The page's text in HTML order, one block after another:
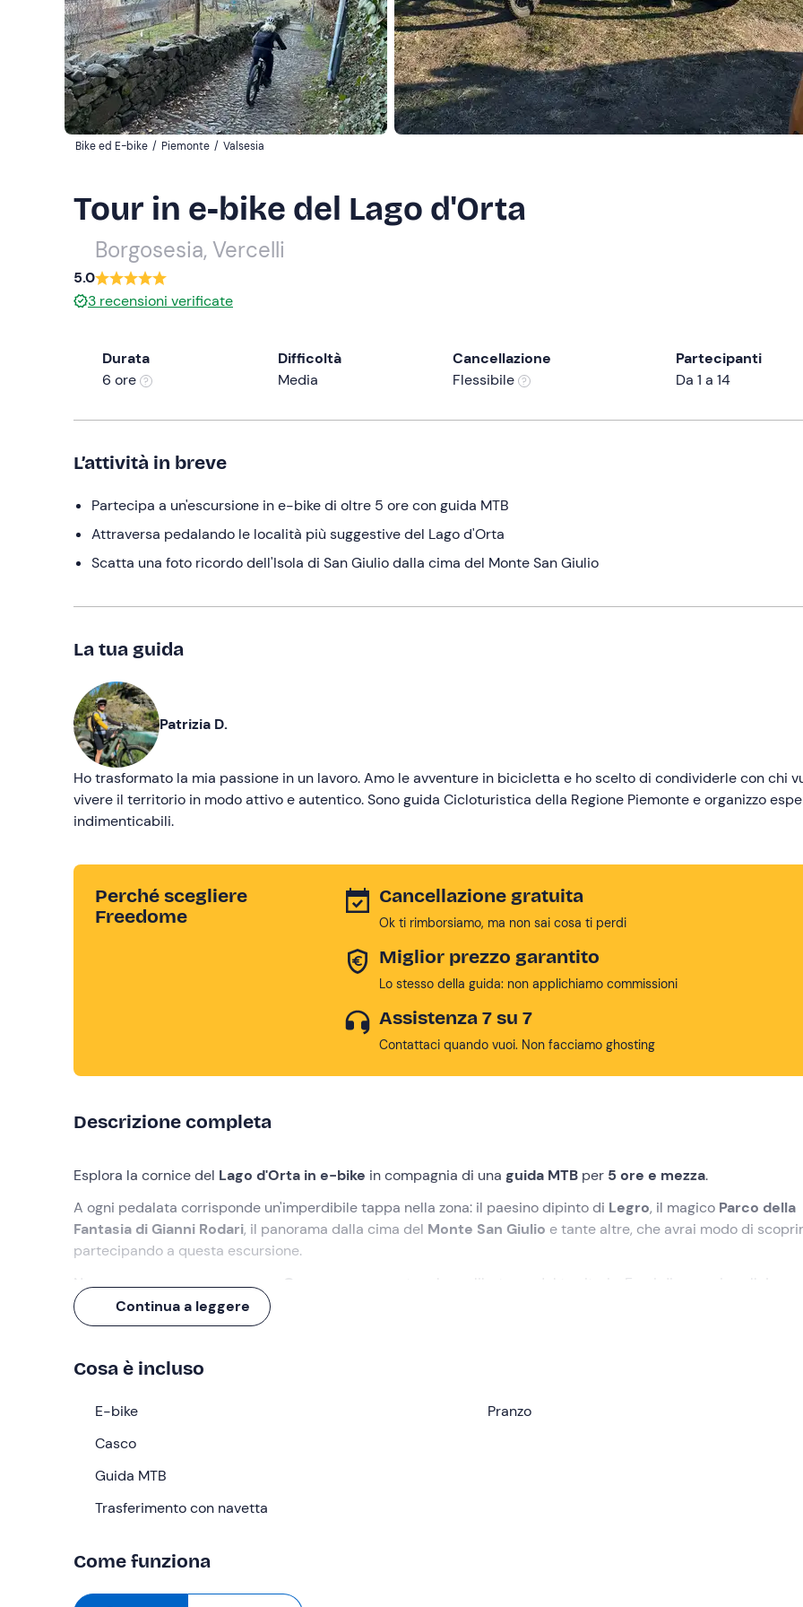
Bike ed E-bike / Piemonte / Valsesia
Tour in e-bike del Lago d'Orta
Borgosesia, Vercelli
5.0
3 recensioni verificate
Durata
6 ore
Difficoltà
Media
Cancellazione
Flessibile
Partecipanti
Da 1 a 14
L’attività in breve
Partecipa a un'escursione in e-bike di oltre 5 ore con guida MTB
Attraversa pedalando le località più suggestive del Lago d'Orta
Scatta una foto ricordo dell'Isola di San Giulio dalla cima del Monte San Giulio
La tua guida
Patrizia D.
Ho trasformato la mia passione in un lavoro. Amo le avventure in bicicletta e ho scelto di condividerle con chi
vivere il territorio in modo attivo e autentico. Sono guida Cicloturistica della Regione Piemonte e organizzo
indimenticabili.
Perché scegliere
Freedome
Cancellazione gratuita
Ok ti rimborsiamo, ma non sai cosa ti perdi
Miglior prezzo garantito
Lo stesso della guida: non applichiamo commissioni
Assistenza 7 su 7
Contattaci quando vuoi. Non facciamo ghosting
Descrizione completa
Esplora la cornice del Lago d'Orta in e-bike in compagnia di una guida MTB per 5 ore e mezza.
A ogni pedalata corrisponde un'imperdibile tappa nella zona: il paesino dipinto di Legro, il magico Parco della
Fantasia di Gianni Rodari, il panorama dalla cima del Monte San Giulio e tante altre, che avrai modo di
partecipando a questa escursione.
Non manca una pausa pranzo a
Grassona , per gustare le prelibatezze del territorio. E poi di nuovo in sella!
Cosa faremo
Ti aspetterò alle ore
bordo di unanavetta
Pronti, partenza,
, attraversando il paesino di
Carcegna
della Fantasia di Gianni Rodari
Il nostro tour continuerà aBrolo
di San Giulio
Continua a leggere
Cosa è incluso
E-bike
Casco
Guida MTB
Trasferimento con navetta
Pranzo
Come funziona